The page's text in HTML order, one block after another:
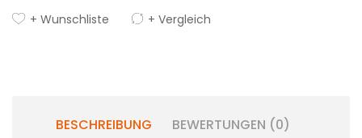
+ Wunschliste + Vergleich
BESCHREIBUNG BEWERTUNGEN (0)